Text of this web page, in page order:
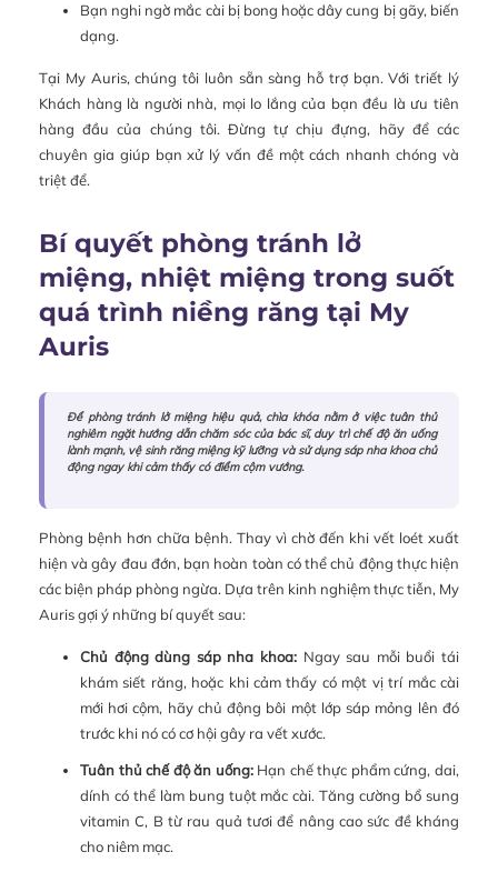
Bạn nghi ngờ mắc cài bị bong hoặc dây cung bị gãy, biến
dạng.
Tại My Auris, chúng tôi luôn sẵn sàng hỗ trợ bạn. Với triết lý
Khách hàng là người nhà, mọi lo lắng của bạn đều là ưu tiên
hàng đầu của chúng tôi. Đừng tự chịu đựng, hãy để các
chuyên gia giúp bạn xử lý vấn đề một cách nhanh chóng và
triệt để.
Bí quyết phòng tránh lở
miệng, nhiệt miệng trong suốt
quá trình niềng răng tại My
Auris
Để phòng tránh lở miệng hiệu quả, chìa khóa nằm ở việc tuân thủ
nghiêm ngặt hướng dẫn chăm sóc của bác sĩ, duy trì chế độ ăn uống
lành mạnh, vệ sinh răng miệng kỹ lưỡng và sử dụng sáp nha khoa chủ
động ngay khi cảm thấy có điểm cộm vướng.
Phòng bệnh hơn chữa bệnh. Thay vì chờ đến khi vết loét xuất
hiện và gây đau đớn, bạn hoàn toàn có thể chủ động thực hiện
các biện pháp phòng ngừa. Dựa trên kinh nghiệm thực tiễn, My
Auris gợi ý những bí quyết sau:
Chủ động dùng sáp nha khoa:Ngay sau mỗi buổi tái
khám siết răng, hoặc khi cảm thấy có một vị trí mắc cài
mới hơi cộm, hãy chủ động bôi một lớp sáp mỏng lên đó
trước khi nó có cơ hội gây ra vết xước.
Tuân thủ chế độ ăn uống:Hạn chế thực phẩm cứng, dai,
dính có thể làm bung tuột mắc cài. Tăng cường bổ sung
vitamin C, B từ rau quả tươi để nâng cao sức đề kháng
cho niêm mạc.